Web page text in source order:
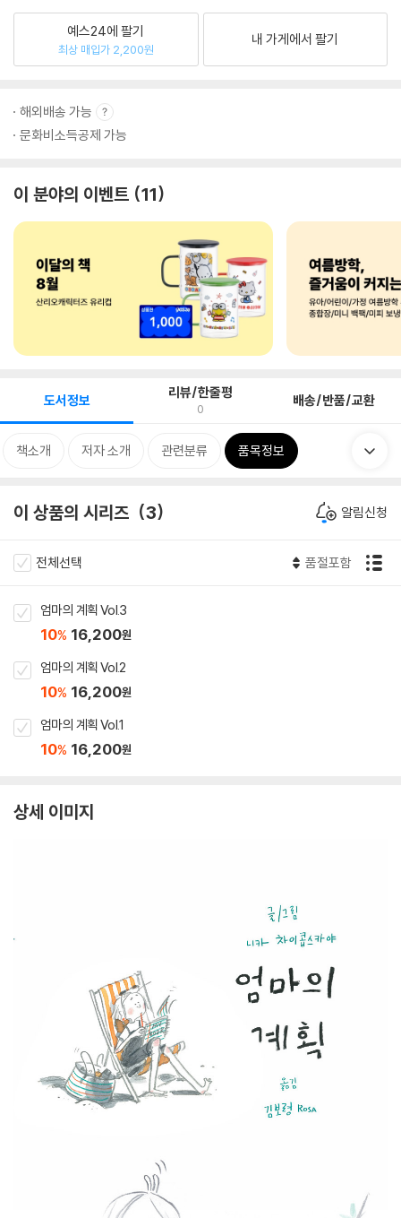
예스24에 팔기
최상 매입가 2,200원
내 가게에서 팔기
해외배송 가능
문화비소득공제 가능
이 분야의 이벤트 11
도서정보 리뷰/한줄평
0 배송/반품/교환
책소개 저자 소개 관련분류 품목정보
이 상품의 시리즈 3 알림신청
전체선택 품절포함
엄마의 계획 Vol.3
10% 16,200원
엄마의 계획 Vol.2
10% 16,200원
엄마의 계획 Vol.1
10% 16,200원
상세 이미지